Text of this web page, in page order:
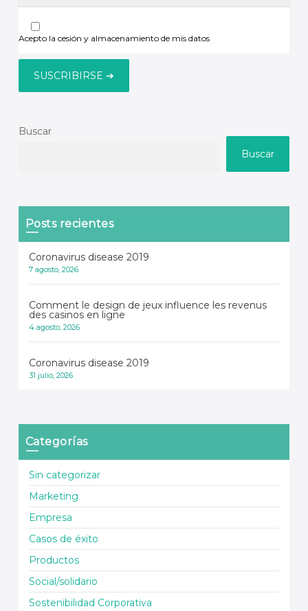
Acepto la cesión y almacenamiento de mis datos
Buscar
Buscar
Posts recientes
Coronavirus disease 2019
7 agosto, 2026
Comment le design de jeux influence les revenus
des casinos en ligne
4 agosto, 2026
Coronavirus disease 2019
31 julio, 2026
Categorías
Sin categorizar
Marketing
Empresa
Casos de éxito
Productos
Social/solidario
Sostenibilidad Corporativa